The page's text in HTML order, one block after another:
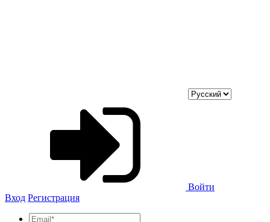
Войти
Вход Регистрация